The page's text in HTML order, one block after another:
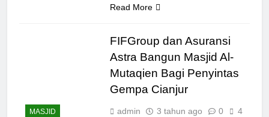
Read More
MASJID
FIFGroup dan Asuransi
Astra Bangun Masjid Al-
Mutaqien Bagi Penyintas
Gempa Cianjur
admin 3 tahun ago 0
4